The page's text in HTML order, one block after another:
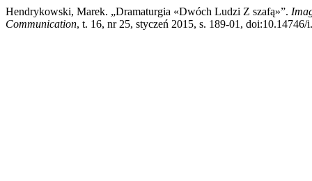
Hendrykowski, Marek. „Dramaturgia «Dwóch Ludzi Z szafą»”.
Communication, t. 16, nr 25, styczeń 2015, s. 189-01, doi:10.14746/